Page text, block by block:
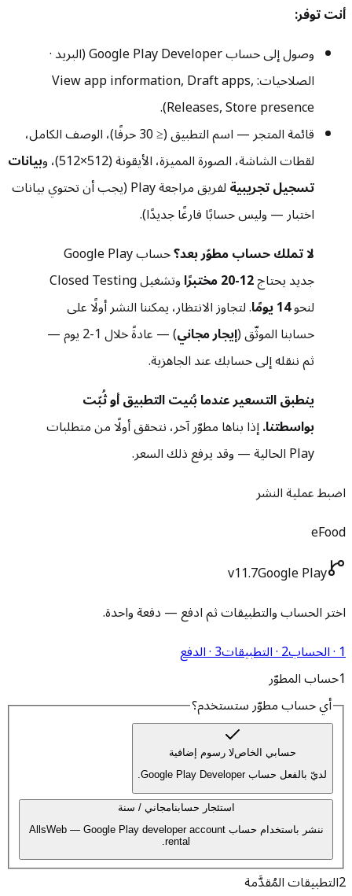
أنت توفر:
وصول إلى حساب Google Play Developer (البريد ·
الصلاحيات: View app information, Draft apps,
Releases, Store presence).
قائمة المتجر — اسم التطبيق (≤ 30 حرفًا)، الوصف الكامل،
لقطات الشاشة، الصورة المميزة، الأيقونة (512×512)، و
بيانات
تسجيل تجريبية
لفريق مراجعة Play (يجب أن تحتوي بيانات
اختبار — وليس حسابًا فارغًا جديدًا).
لا تملك حساب مطوّر بعد؟
حساب Google Play
جديد يحتاج12-20 مختبرًا
وتشغيل Closed Testing
لنحو14 يومًا
. لتجاوز الانتظار، يمكننا النشر أولًا على
حسابنا الموثّق (إيجار مجاني
) — عادةً خلال 1-2 يوم —
ثم ننقله إلى حسابك عند الجاهزية.
ينطبق التسعير عندما بُنيت التطبيق أو ثُبّت
بواسطتنا.إذا بناها مطوّر آخر، نتحقق أولًا من متطلبات
Play الحالية — وقد يرفع ذلك السعر.
اضبط عملية النشر
eFood
v11.7Google Play
اختر الحساب والتطبيقات ثم ادفع — دفعة واحدة.
1 · الحساب
2 · التطبيقات
3 · الدفع
1حساب المطوّر
أي حساب مطوّر ستستخدم؟
حسابي الخاصلا رسوم إضافية
لديّ بالفعل حساب Google Play Developer.
استئجار حسابنامجاني / سنة
ننشر باستخدام حساب AllsWeb — Google Play developer account
rental.
2التطبيقات المُقدَّمة